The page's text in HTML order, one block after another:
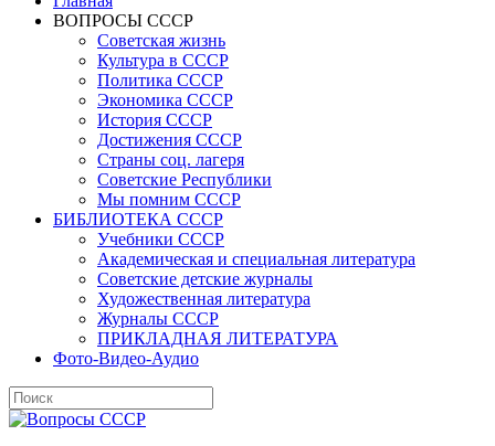
ВОПРОСЫ СССР
Советская жизнь
Культура в СССР
Политика СССР
Экономика СССР
История СССР
Достижения СССР
Страны соц. лагеря
Советские Республики
Мы помним СССР
БИБЛИОТЕКА СССР
Учебники СССР
Академическая и специальная литература
Советские детские журналы
Художественная литература
Журналы СССР
ПРИКЛАДНАЯ ЛИТЕРАТУРА
Фото-Видео-Аудио